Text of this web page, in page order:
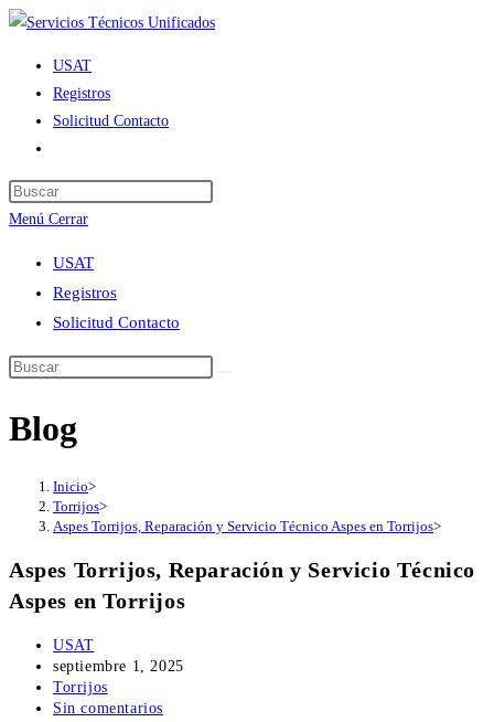
Ir
contenido
USAT
Registros
Solicitud Contacto
de
la
web
Menú Cerrar
USAT
Registros
Solicitud Contacto
Blog
Inicio>
Torrijos>
Aspes Torrijos, Reparación y Servicio Técnico Aspes en Torrijos>
Aspes Torrijos, Reparación y Servicio Técnico
Aspes en Torrijos
Autor
de
la
entrada:
USAT
Publicación
de
la
septiembre 1, 2025
Categoría
de
Torrijos
Comentarios
Sin comentarios